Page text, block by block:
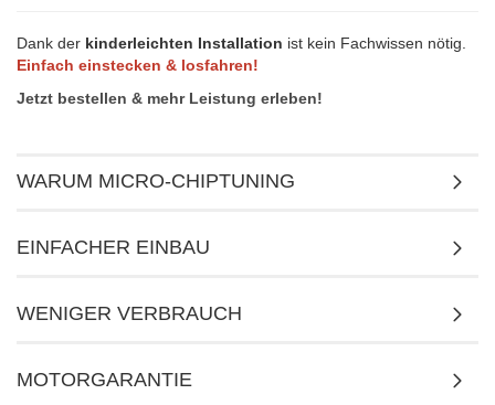
Dank der kinderleichten Installation ist kein Fachwissen nötig.
Einfach einstecken & losfahren!
Jetzt bestellen & mehr Leistung erleben!
WARUM MICRO-CHIPTUNING
EINFACHER EINBAU
WENIGER VERBRAUCH
MOTORGARANTIE